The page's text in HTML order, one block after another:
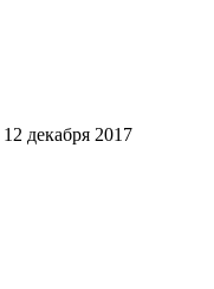
12 декабря 2017